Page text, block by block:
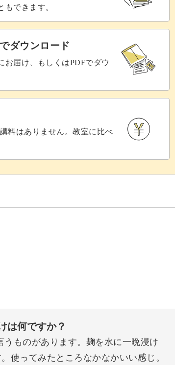
かなか続けられませんよね。
慣の継続をサポートしてくれるご褒美レシ
取り入れたい方にもおすすめ♪
して、こうじ生活を楽しみましょう♪
もできます。
ダウンロード
お届け、もしくはPDFでダウ
料はありません。教室に比べ
は何ですか？
ものがあります。麹を水に一晩浸け
使ってみたところなかなかいい感じ。